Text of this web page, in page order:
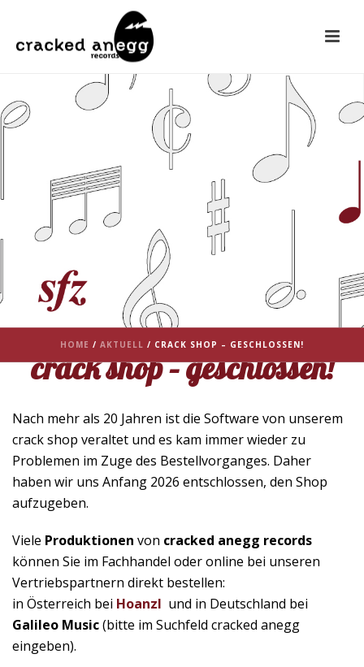
HOME / AKTUELL / CRACK SHOP – GESCHLOSSEN!
crack shop – geschlossen!
Nach mehr als 20 Jahren ist die Software von unserem
crack shop veraltet und es kam immer wieder zu
Problemen im Zuge des Bestellvorganges. Daher
haben wir uns Anfang 2026 entschlossen, den Shop
aufzugeben.
Viele Produktionen von cracked anegg records
können Sie im Fachhandel oder online bei unseren
Vertriebspartnern direkt bestellen:
in Österreich bei Hoanzl und in Deutschland bei
Galileo Music(bitte im Suchfeld cracked anegg
eingeben).